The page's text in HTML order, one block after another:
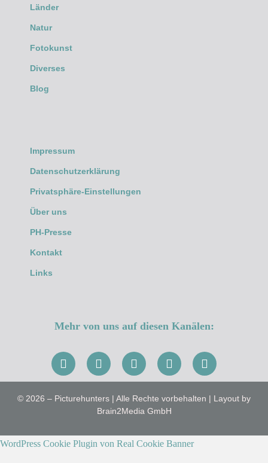
Länder
Natur
Fotokunst
Diverses
Blog
Impressum
Datenschutzerklärung
Privatsphäre-Einstellungen
Über uns
PH-Presse
Kontakt
Links
Mehr von uns auf diesen Kanälen:
© 2026 – Picturehunters | Alle Rechte vorbehalten | Layout by
Brain2Media GmbH
WordPress Cookie Plugin von Real Cookie Banner